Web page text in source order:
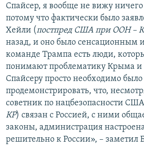
Спайсер, я вообще не вижу
потому что фактически было
Хейли (постпред США при ООН –
назад, и оно было сенсационным
команде Трампа есть люди,
понимают проблематику Крыма
Спайсеру просто необходимо было
продемонстрировать, что,
советник по нацбезопасности
КР) связан с Россией, с ними
законы, администрация
решительно к России», – заметил